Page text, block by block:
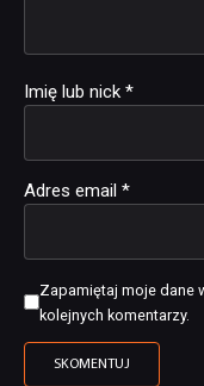
Imię lub nick *
Adres email *
Zapamiętaj moje dane
kolejnych komentarzy.